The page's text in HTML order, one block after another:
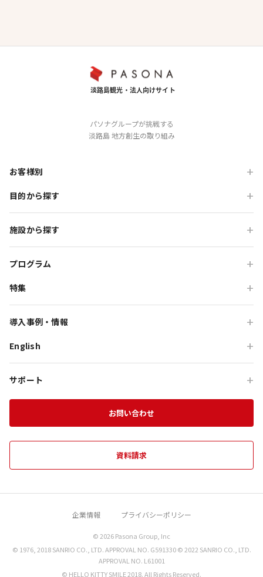
パソナグループが挑戦する
淡路島 地方創生の取り組み
お客様別
旅行会社の方
自治体・行政の方
目的から探す
研修・チームビルディング
インセンティブ・ご招待
高付加価値観光
貸切・イベント会場利用
教育旅行
施設から探す
オーシャンテラス
青海波
HELLO KITTY SMILE
HELLO KITTY SHOW BOX
農家レストラン 陽・燦燦
禅坊 靖寧
望楼 青海波
クラフトサーカス
プログラム
団体体験プログラム
団体貸切プログラム
団体食事プログラム
団体教育プログラム
特集
チームビルディング特集
インセンティブ旅行特集
エンターテインメント特集
導入事例・情報
旅行会社向け事例
English
サポート
淡路島の魅力
団体プログラムカタログ
お問い合わせ
資料請求
企業情報 プライバシーポリシー
© 2026 Pasona Group, Inc
© 1976, 2018 SANRIO CO., LTD. APPROVAL NO. G591330 © 2022 SANRIO CO., LTD.
APPROVAL NO. L61001
© HELLO KITTY SMILE 2018. All Rights Reserved.